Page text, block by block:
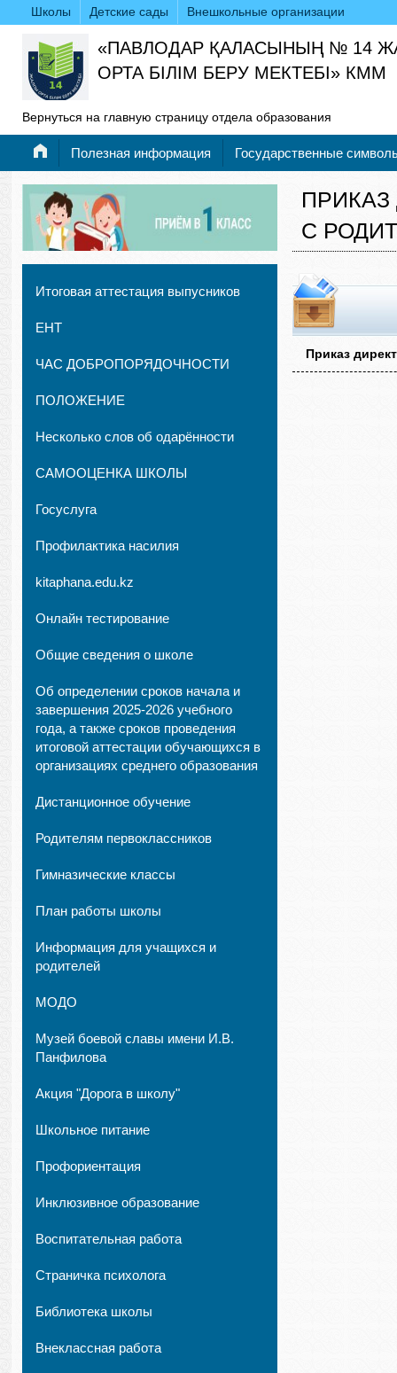
Школы Детские сады Внешкольные организации
«ПАВЛОДАР ҚАЛАСЫНЫҢ № 14
ОРТА БІЛІМ БЕРУ МЕКТЕБІ» КММ
Вернуться на главную страницу отдела образования
Полезная информация Государственные
Итоговая аттестация выпусников
ЕНТ
ЧАС ДОБРОПОРЯДОЧНОСТИ
ПОЛОЖЕНИЕ
Несколько слов об одарённости
САМООЦЕНКА ШКОЛЫ
Госуслуга
Профилактика насилия
kitaphana.edu.kz
Онлайн тестирование
Общие сведения о школе
Об определении сроков начала и
завершения 2025-2026 учебного
года, а также сроков проведения
итоговой аттестации обучающихся в
организациях среднего образования
Дистанционное обучение
Родителям первоклассников
Гимназические классы
План работы школы
Информация для учащихся и
родителей
МОДО
Музей боевой славы имени И.В.
Панфилова
Акция "Дорога в школу"
Школьное питание
Профориентация
Инклюзивное образование
Воспитательная работа
Страничка психолога
Библиотека школы
Внеклассная работа
С
Приказ